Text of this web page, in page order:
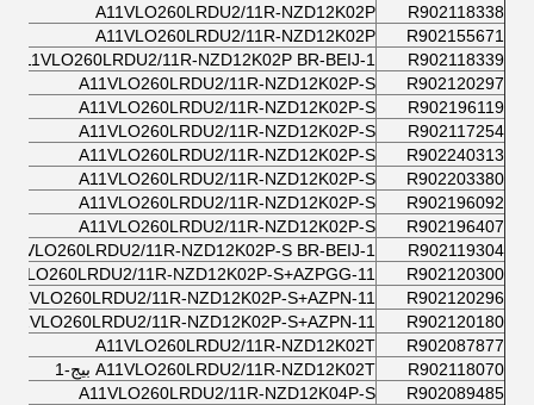
R902118338
A11VLO260LRDU2/11R-NZD12K02P
R902155671
A11VLO260LRDU2/11R-NZD12K02P
R902118339
A11VLO260LRDU2/11R-NZD12K02P BR-BEIJ-1
R902120297
A11VLO260LRDU2/11R-NZD12K02P-S
R902196119
A11VLO260LRDU2/11R-NZD12K02P-S
R902117254
A11VLO260LRDU2/11R-NZD12K02P-S
R902240313
A11VLO260LRDU2/11R-NZD12K02P-S
R902203380
A11VLO260LRDU2/11R-NZD12K02P-S
R902196092
A11VLO260LRDU2/11R-NZD12K02P-S
R902196407
A11VLO260LRDU2/11R-NZD12K02P-S
R902119304
11R-NZD12K02P-S BR-BEIJ-1
R902120300
11R-NZD12K02P-S+AZPGG-11
R902120296
A11VLO260LRDU2/11R-NZD12K02P-S+AZPN-11
R902120180
A11VLO260LRDU2/11R-NZD12K02P-S+AZPN-11
R902087877
A11VLO260LRDU2/11R-NZD12K02T
R902118070
A11VLO260LRDU2/11R-NZD12K02T بيج-1
R902089485
A11VLO260LRDU2/11R-NZD12K04P-S